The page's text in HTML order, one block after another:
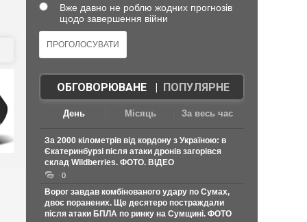
Вже давно не роблю жодних прогнозів
щодо завершення війни
ОБГОВОРЮВАНЕ| ПОПУЛЯРНЕ
День Місяць За весь час
За 2000 кілометрів від кордону з Україною: в
Єкатеринбурзі після атаки дронів загорівся
склад Wildberries. ФОТО. ВІДЕО
0
Ворог завдав комбінованого удару по Сумах,
двоє поранених. Ще десятеро постраждали
після атаки БПЛА по ринку на Сумщині. ФОТО